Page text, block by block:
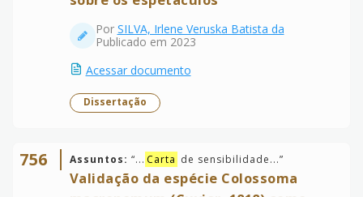
Por SILVA, Irlene Veruska Batista da
Publicado em 2023
Acessar documento
Dissertação
756 Assuntos: “... Carta de sensibilidade...”
Validação da espécie Colossoma